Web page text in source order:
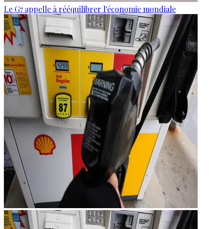
Le G7 appelle à rééquilibrer l'économie mondiale